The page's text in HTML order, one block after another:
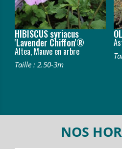
HIBISCUS syriacus
'Lavender Chiffon'®
Altea, Mauve en arbre
Taille : 2.50-3m
NOS